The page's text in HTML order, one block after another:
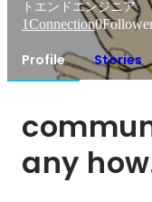
トエンドエンジニア
1Connection0
Profile Stories
any